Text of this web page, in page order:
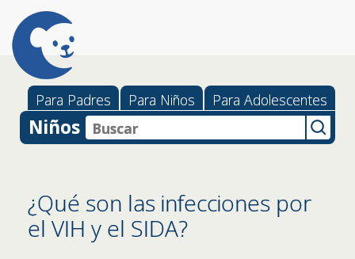
Para Padres Para Niños Para Adolescentes
Niños
¿Qué son las infecciones por
el VIH y el SIDA?